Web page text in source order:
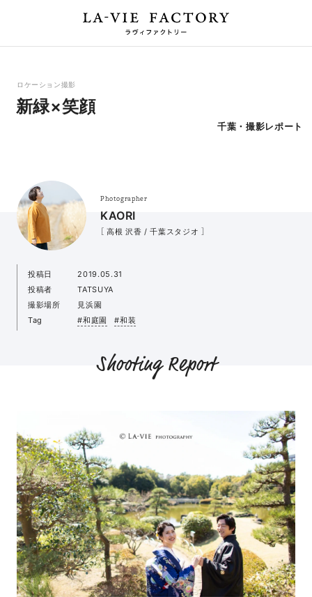
ロケーション撮影
新緑×笑顔
千葉・撮影レポート
Photographer
KAORI
［ 高根 沢香 / 千葉スタジオ ］
投稿日
2019.05.31
投稿者
TATSUYA
撮影場所
見浜園
Tag
#和庭園 #和装
Shooting Report